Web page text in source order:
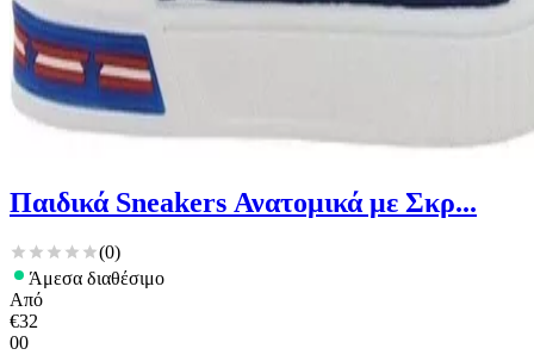
Παιδικά Sneakers Ανατομικά με Σκρ...
(0)
Άμεσα διαθέσιμο
Από
€32
00